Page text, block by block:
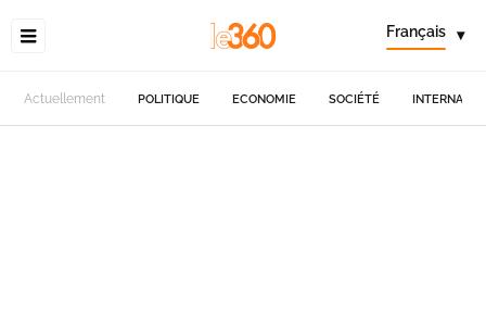
Français ▾
Actuellement POLITIQUE ECONOMIE SOCIÉTÉ